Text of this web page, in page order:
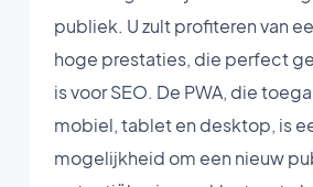
publiek. U zult profiteren van
hoge prestaties, die perfect
is voor SEO. De PWA, die
mobiel, tablet en desktop, is
mogelijkheid om een nieuw